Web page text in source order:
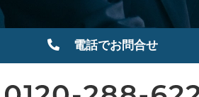
電話でお問合せ